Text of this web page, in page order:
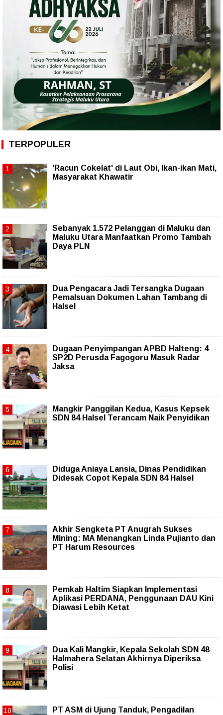
TERPOPULER
'Racun Cokelat' di Laut Obi, Ikan-ikan Mati,
Masyarakat Khawatir
Sebanyak 1.572 Pelanggan di Maluku dan
Maluku Utara Manfaatkan Promo Tambah
Daya PLN
Dua Pengacara Jadi Tersangka Dugaan
Pemalsuan Dokumen Lahan Tambang di
Halsel
Dugaan Penyimpangan APBD Halteng: 4
SP2D Perusda Fagogoru Masuk Radar
Jaksa
Mangkir Panggilan Kedua, Kasus Kepsek
SDN 84 Halsel Terancam Naik Penyidikan
Diduga Aniaya Lansia, Dinas Pendidikan
Didesak Copot Kepala SDN 84 Halsel
Akhir Sengketa PT Anugrah Sukses
Mining: MA Menangkan Linda Pujianto dan
PT Harum Resources
Pemkab Haltim Siapkan Implementasi
Aplikasi PERDANA, Penggunaan DAU Kini
Diawasi Lebih Ketat
Dua Kali Mangkir, Kepala Sekolah SDN 48
Halmahera Selatan Akhirnya Diperiksa
Polisi
PT ASM di Ujung Tanduk, Pengadilan